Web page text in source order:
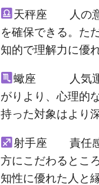
天秤座 人の意
を確保できる。た
知的で理解力に優
蠍座 人気運が
がりより、心理的
持った対象はより
射手座 責任感
方にこだわるとこ
知性に優れた人と